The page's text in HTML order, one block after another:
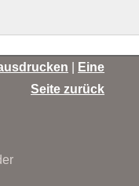
Eine
Seite zurück